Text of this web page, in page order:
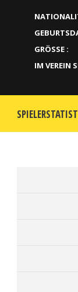
GRÖSSE :
IM VEREIN